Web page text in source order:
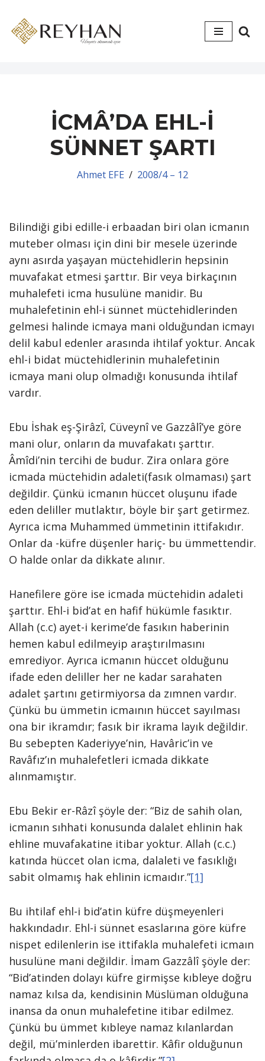
İçeriğe
İCMÂ’DA EHL-İ
SÜNNET ŞARTI
Ahmet EFE 2008/4 – 12
Bilindiği gibi edille-i erbaadan biri olan icmanın
muteber olması için dini bir mesele üzerinde
aynı asırda yaşayan müctehidlerin hepsinin
muvafakat etmesi şarttır. Bir veya birkaçının
muhalefeti icma husulüne manidir. Bu
muhalefetinin ehl-i sünnet müctehidlerinden
gelmesi halinde icmaya mani olduğundan icmayı
delil kabul edenler arasında ihtilaf yoktur. Ancak
ehl-i bidat müctehidlerinin muhalefetinin
icmaya mani olup olmadığı konusunda ihtilaf
vardır.
Ebu İshak eş-Şirâzî, Cüveynî ve Gazzâlî’ye göre
mani olur, onların da muvafakatı şarttır.
Âmîdi’nin tercihi de budur. Zira onlara göre
icmada müctehidin adaleti(fasık olmaması) şart
değildir. Çünkü icmanın hüccet oluşunu ifade
eden deliller mutlaktır, böyle bir şart getirmez.
Ayrıca icma Muhammed ümmetinin ittifakıdır.
Onlar da -küfre düşenler hariç- bu ümmettendir.
O halde onlar da dikkate alınır.
Hanefilere göre ise icmada müctehidin adaleti
şarttır. Ehl-i bid’at en hafif hükümle fasıktır.
Allah (c.c) ayet-i kerime’de fasıkın haberinin
hemen kabul edilmeyip araştırılmasını
emrediyor. Ayrıca icmanın hüccet olduğunu
ifade eden deliller her ne kadar sarahaten
adalet şartını getirmiyorsa da zımnen vardır.
Çünkü bu ümmetin icmaının hüccet sayılması
ona bir ikramdır; fasık bir ikrama layık değildir.
Bu sebepten Kaderiyye’nin, Havâric’in ve
Ravâfız’ın muhalefetleri icmada dikkate
alınmamıştır.
Ebu Bekir er-Râzî şöyle der: “Biz de sahih olan,
icmanın sıhhati konusunda dalalet ehlinin hak
ehline muvafakatine itibar yoktur. Allah (c.c.)
katında hüccet olan icma, dalaleti ve fasıklığı
sabit olmamış hak ehlinin icmaıdır.”[1]
Bu ihtilaf ehl-i bid’atin küfre düşmeyenleri
hakkındadır. Ehl-i sünnet esaslarına göre küfre
nispet edilenlerin ise ittifakla muhalefeti icmaın
husulüne mani değildir. İmam Gazzâlî şöyle der:
“Bid’atinden dolayı küfre girmişse kıbleye doğru
namaz kılsa da, kendisinin Müslüman olduğuna
inansa da onun muhalefetine itibar edilmez.
Çünkü bu ümmet kıbleye namaz kılanlardan
değil, mü’minlerden ibarettir. Kâfir olduğunun